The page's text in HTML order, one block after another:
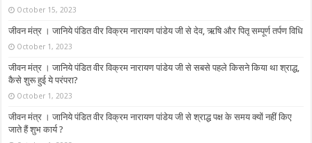
October 15, 2023
जीवन मंत्र । जानिये पंडित वीर विक्रम नारायण पांडेय जी से देव, ऋषि और पितृ सम्पूर्ण तर्पण विधि
October 1, 2023
जीवन मंत्र । जानिये पंडित वीर विक्रम नारायण पांडेय जी से सबसे पहले किसने किया था श्राद्ध,
कैसे शुरू हुई ये परंपरा?
October 1, 2023
जीवन मंत्र । जानिये पंडित वीर विक्रम नारायण पांडेय जी से श्राद्ध पक्ष के समय क्यों नहीं किए
जाते हैं शुभ कार्य ?